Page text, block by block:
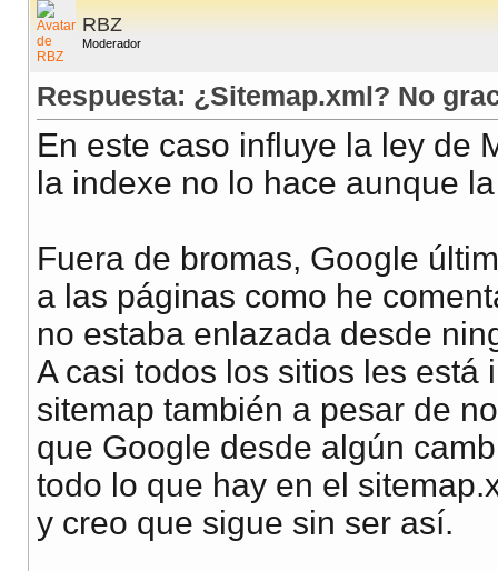
RBZ
Moderador
Respuesta: ¿Sitemap.xml? No
En este caso influye la ley de
la indexe no lo hace aunque
Fuera de bromas, Google
a las páginas como he
no estaba enlazada desde
A casi todos los sitios les
sitemap también a pesar de
que Google desde algún
todo lo que hay en el
y creo que sigue sin ser así.